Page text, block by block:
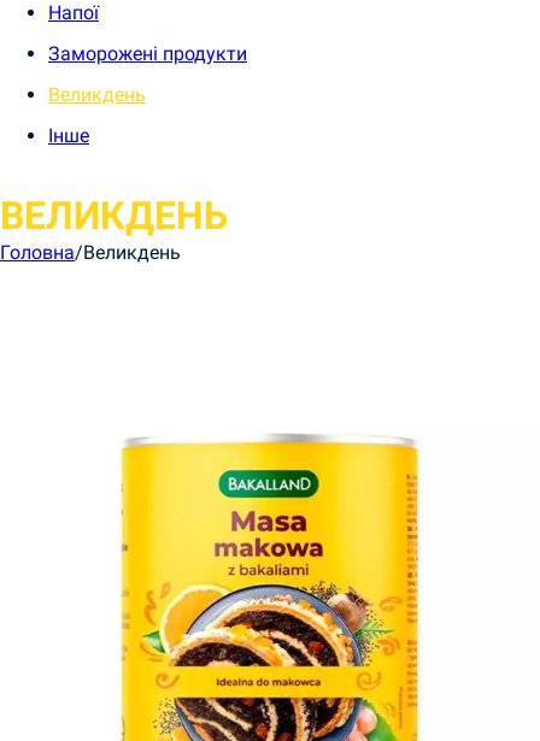
Напої
Заморожені продукти
Великдень
Інше
ВЕЛИКДЕНЬ
Головна/Великдень